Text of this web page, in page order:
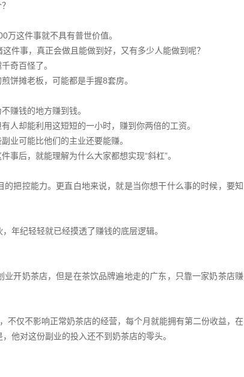
万这件事就不具有普世价值。
件事，真正会做且能做到好，又有多少人能做到呢？
奇百怪了。
饼摊老板，可能都是手握8套房。
赚钱的地方赚到钱。
人却能利用这短短的一小时，赚到你两倍的工资。
业可能比他们的主业还要能赚。
后，就能理解为什么大家都想实现“斜杠”。
把控能力。更直白地来说，就是当你想干什么事的时候，要知
年纪轻轻就已经摸透了赚钱的底层逻辑。
开奶茶店，但是在茶饮品牌遍地走的广东，只靠一家奶茶店赚
不仅不影响正常奶茶店的经营，每个月就能拥有第二份收益，在
他对这份副业的投入还不到奶茶店的零头。
老师